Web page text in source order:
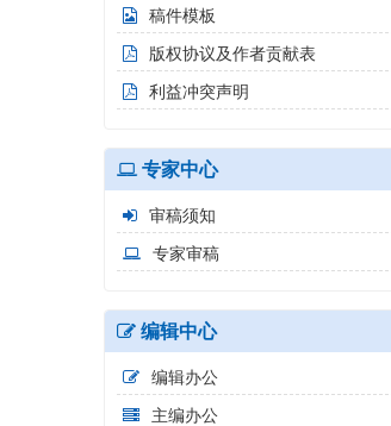
稿件模板
版权协议及作者贡献表
利益冲突声明
专家中心
审稿须知
专家审稿
编辑中心
编辑办公
主编办公